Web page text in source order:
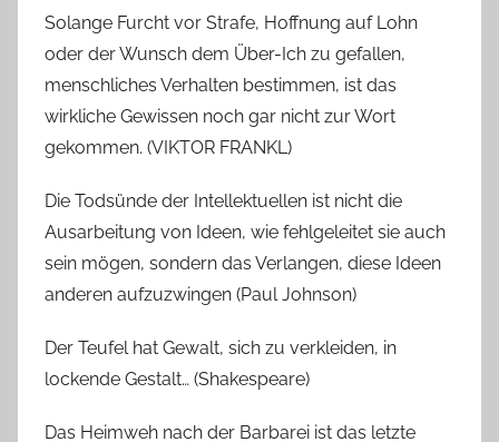
Solange Furcht vor Strafe, Hoffnung auf Lohn
oder der Wunsch dem Über-Ich zu gefallen,
menschliches Verhalten bestimmen, ist das
wirkliche Gewissen noch gar nicht zur Wort
gekommen. (VIKTOR FRANKL)
Die Todsünde der Intellektuellen ist nicht die
Ausarbeitung von Ideen, wie fehlgeleitet sie auch
sein mögen, sondern das Verlangen, diese Ideen
anderen aufzuzwingen (Paul Johnson)
Der Teufel hat Gewalt, sich zu verkleiden, in
lockende Gestalt… (Shakespeare)
Das Heimweh nach der Barbarei ist das letzte